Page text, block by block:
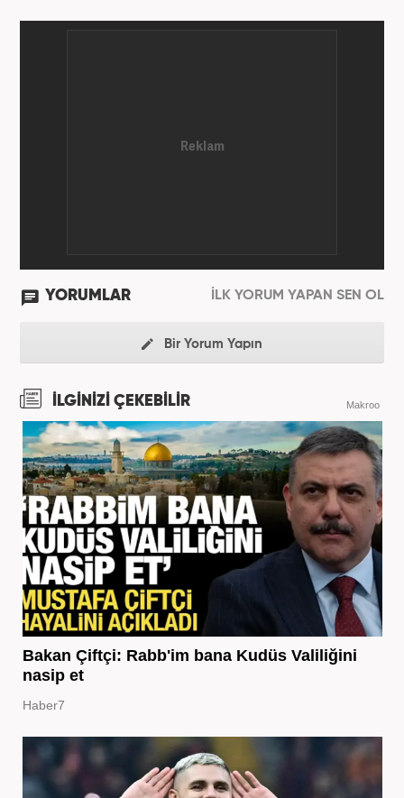
YORUMLAR İLK YORUM YAPAN SEN OL
Bir Yorum Yapın
İLGİNİZİ ÇEKEBİLİR Makroo
Bakan Çiftçi: Rabb'im bana Kudüs Valiliğini
nasip et
Haber7